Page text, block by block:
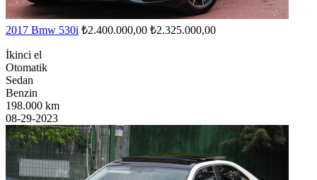
2017 Bmw 530i ₺2.400.000,00 ₺2.325.000,00
İkinci el
Otomatik
Sedan
Benzin
198.000 km
08-29-2023